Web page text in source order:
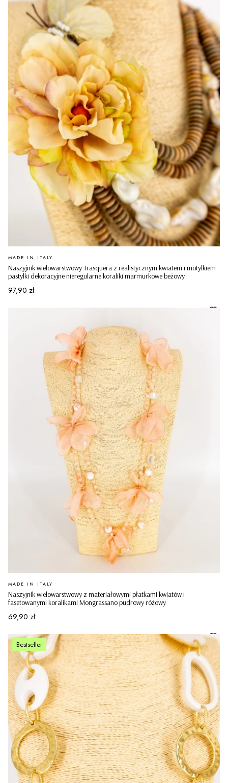
Naszyjnik wielowarstwowy Trasquera z realistycznym kwiatem i motylkiem
pastylki dekoracyjne nieregularne koraliki marmurkowe beżowy
PRODUCENT
MADE IN ITALY
Cena
97,90 zł
Naszyjnik wielowarstwowy z materiałowymi płatkami kwiatów i
fasetowanymi koralikami Mongrassano pudrowy różowy
PRODUCENT
MADE IN ITALY
Cena
69,90 zł
Bestseller